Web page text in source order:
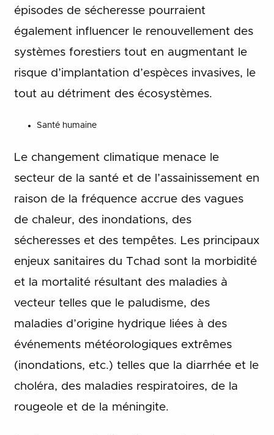
épisodes de sécheresse pourraient
également influencer le renouvellement des
systèmes forestiers tout en augmentant le
risque d’implantation d’espèces invasives, le
tout au détriment des écosystèmes.
Santé humaine
Le changement climatique menace le
secteur de la santé et de l’assainissement en
raison de la fréquence accrue des vagues
de chaleur, des inondations, des
sécheresses et des tempêtes. Les principaux
enjeux sanitaires du Tchad sont la morbidité
et la mortalité résultant des maladies à
vecteur telles que le paludisme, des
maladies d’origine hydrique liées à des
événements météorologiques extrêmes
(inondations, etc.) telles que la diarrhée et le
choléra, des maladies respiratoires, de la
rougeole et de la méningite.